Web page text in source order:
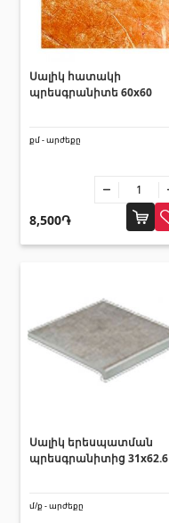
Սալիկի
Եզրաձողեր(27)
Պոլիկարբոնատե
Պոլիկարբոնատե
Մուտքի դռներ(1)
Միջսենյակային
Հովանոցներ(10)
Սալիկ հատակի
պրեսգրանիտե 60x60
քմ - արժեքը
8,500֏
Սալիկ երեսպատման
պրեսգրանիտից 31x62.6
մ/ք - արժեքը